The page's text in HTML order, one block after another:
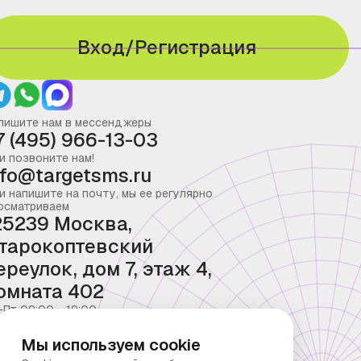
Вход/Регистрация
нам в мессенджеры
(495) 966-13-03
позвоните нам!
напишите на почту, мы ее регулярно
Москва,
дом 7, этаж 4,
402
09:00 - 19:00
Мы используем cookie